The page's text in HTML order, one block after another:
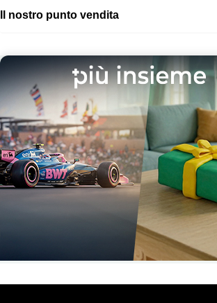
Il nostro punto vendita